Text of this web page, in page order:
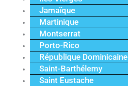
Jamaïque
Martinique
Montserrat
Porto-Rico
République Dominicaine
Saint-Barthélemy
Saint Eustache